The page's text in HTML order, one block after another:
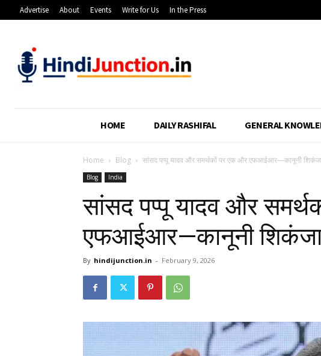
Advertise About Events Write for Us In the Press
HOME DAILY RASHIFAL GENERAL
Home Blog सांसद पप्पू यादव और समर्थकों पर एक और एफआईआर—कानूनी
Blog India
सांसद पप्पू यादव और
एफआईआर—कानूनी
By hindijunction.in - February 9, 2026